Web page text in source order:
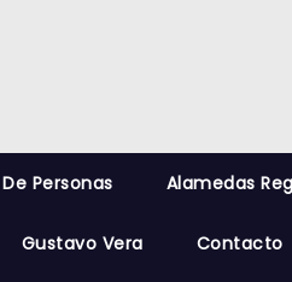
Personas Alamedas
Gustavo Vera Contacto